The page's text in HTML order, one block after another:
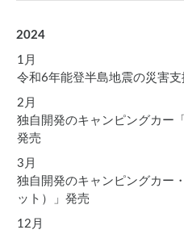
2024
1月
令和6年能登半島地震の災害
2月
独自開発のキャンピングカー
発売
3月
独自開発のキャンピングカー
ット）」発売
12月